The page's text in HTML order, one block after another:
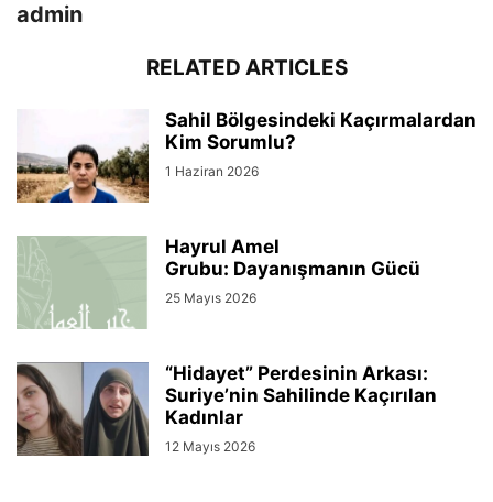
admin
RELATED ARTICLES
Sahil Bölgesindeki Kaçırmalardan
Kim Sorumlu?
1 Haziran 2026
Hayrul Amel
Grubu: Dayanışmanın Gücü
25 Mayıs 2026
“Hidayet” Perdesinin Arkası:
Suriye’nin Sahilinde Kaçırılan
Kadınlar
12 Mayıs 2026